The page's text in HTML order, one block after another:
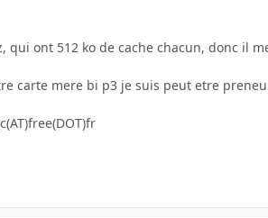
ont 512 ko de cache chacun, donc il
carte mere bi p3 je suis peut etre